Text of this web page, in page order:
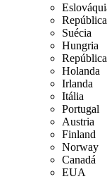
Suécia
Hungria
Holanda
Irlanda
Itália
Portugal
Austria
Finland
Norway
Canadá
EUA